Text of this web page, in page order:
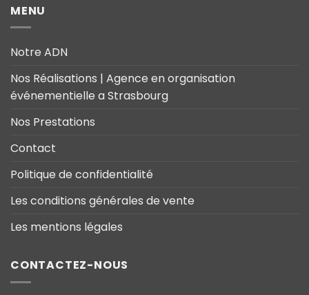
MENU
Notre ADN
Nos Réalisations | Agence en organisation
événementielle a Strasbourg
Nos Prestations
Contact
Politique de confidentialité
Les conditions générales de vente
Les mentions légales
CONTACTEZ-NOUS